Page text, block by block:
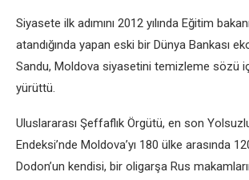
Siyasete ilk adımını 2012 yılında Eğitim
atandığında yapan eski bir Dünya Bankası
Sandu, Moldova siyasetini temizleme sözü
yürüttü.
Uluslararası Şeffaflık Örgütü, en son
Endeksi’nde Moldova’yı 180 ülke arasında
Dodon’un kendisi, bir oligarşa Rus